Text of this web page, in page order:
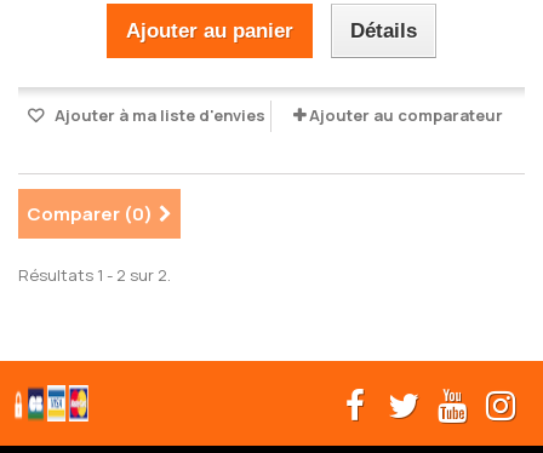
Ajouter au panier Détails
Ajouter à ma liste d'envies Ajouter au comparateur
Comparer (0)
Résultats 1 - 2 sur 2.